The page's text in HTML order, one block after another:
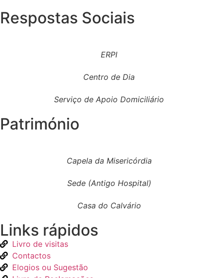
Respostas Sociais
ERPI
Centro de Dia
Serviço de Apoio Domiciliário
Património
Capela da Misericórdia
Sede (Antigo Hospital)
Casa do Calvário
Links rápidos
Livro de visitas
Contactos
Elogios ou Sugestão